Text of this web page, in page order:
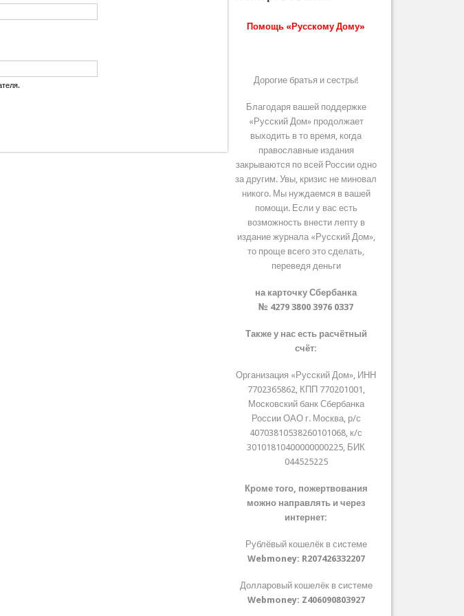
Помощь «Русскому Дому»
Дорогие братья и сестры!
Благодаря вашей поддержке
«Русский Дом» продолжает
выходить в то время, когда
православные издания
закрываются по всей России одно
за другим. Увы, кризис не миновал
никого. Мы нуждаемся в вашей
помощи. Если у вас есть
возможность внести лепту в
издание журнала «Русский Дом»,
то проще всего это сделать,
переведя деньги
на карточку Сбербанка
№ 4279 3800 3976 0337
Также у нас есть расчётный
счёт:
Организация «Русский Дом», ИНН
7702365862, КПП 770201001,
Московский банк Сбербанка
России ОАО г. Москва, р/с
40703810538260101068, к/с
30101810400000000225, БИК
044525225
Кроме того, пожертвования
можно направлять и через
интернет:
Рублёвый кошелёк в системе
Webmoney: R207426332207
Долларовый кошелёк в системе
Webmoney: Z406090803927